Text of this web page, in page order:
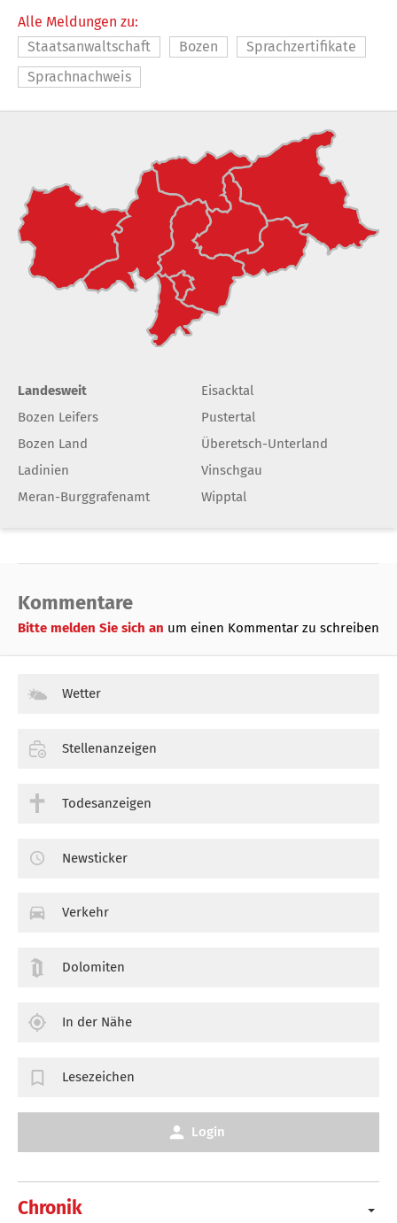
Alle Meldungen zu:
Staatsanwaltschaft
Bozen
Sprachzertifikate
Sprachnachweis
Landesweit
Bozen Leifers
Bozen Land
Ladinien
Meran-Burggrafenamt
Eisacktal
Pustertal
Überetsch-Unterland
Vinschgau
Wipptal
Kommentare
Bitte melden Sie sich an um einen Kommentar zu schreiben
Chronik
Wetter
Stellenanzeigen
Todesanzeigen
Newsticker
Verkehr
Dolomiten
In der Nähe
Lesezeichen
Login